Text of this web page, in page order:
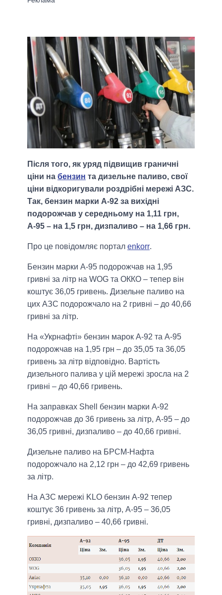
Після того, як уряд підвищив граничні
ціни на бензин та дизельне паливо, свої
ціни відкоригували роздрібні мережі АЗС.
Так, бензин марки А-92 за вихідні
подорожчав у середньому на 1,11 грн,
А-95 – на 1,5 грн, дизпаливо – на 1,66 грн.
Про це повідомляє портал enkorr.
Бензин марки А-95 подорожчав на 1,95
гривні за літр на WOG та ОККО – тепер він
коштує 36,05 гривень. Дизельне паливо на
цих АЗС подорожчало на 2 гривні – до 40,66
гривні за літр.
На «Укрнафті» бензин марок А-92 та А-95
подорожчав на 1,95 грн – до 35,05 та 36,05
гривень за літр відповідно. Вартість
дизельного палива у цій мережі зросла на 2
гривні – до 40,66 гривень.
На заправках Shell бензин марки А-92
подорожчав до 36 гривень за літр, А-95 – до
36,05 гривні, дизпаливо – до 40,66 гривні.
Дизельне паливо на БРСМ-Нафта
подорожчало на 2,12 грн – до 42,69 гривень
за літр.
На АЗС мережі KLO бензин А-92 тепер
коштує 36 гривень за літр, А-95 – 36,05
гривні, дизпаливо – 40,66 гривні.